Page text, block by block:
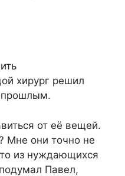
хирург решил
прошлым.
от её вещей.
Мне они точно не
из нуждающихся
Павел,